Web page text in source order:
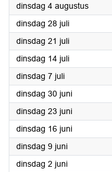
dinsdag 4 augustus2026
dinsdag 28 juli2026
dinsdag 21 juli2026
dinsdag 14 juli2026
dinsdag 7 juli2026
dinsdag 30 juni2026
dinsdag 23 juni2026
dinsdag 16 juni2026
dinsdag 9 juni2026
dinsdag 2 juni2026